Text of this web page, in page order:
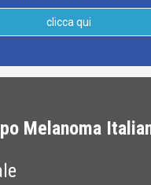
clicca qui
Melanoma